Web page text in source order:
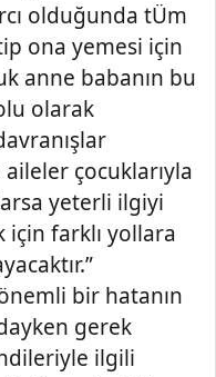
olduğunda tÜm
ona yemesi için
anne babanın bu
olarak
çocuklarıyla
yeterli ilgiyi
farklı yollara
bir hatanın
gerek
ilgili